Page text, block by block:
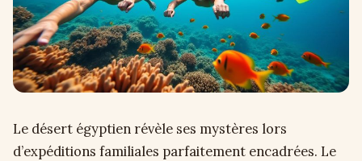
Le désert égyptien révèle ses mystères lors
d’expéditions familiales parfaitement encadrées. Le